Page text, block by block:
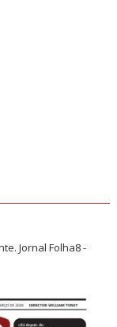
Jornal Folha8 -